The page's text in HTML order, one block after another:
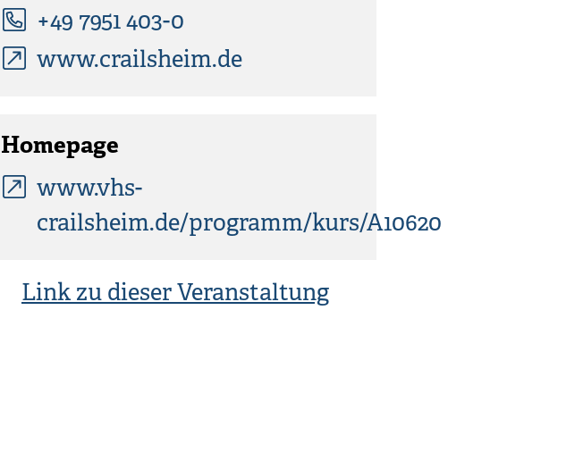
+49 7951 403-0
www.crailsheim.de
Homepage
www.vhs-
crailsheim.de/programm/kurs/A10620
Link zu dieser Veranstaltung